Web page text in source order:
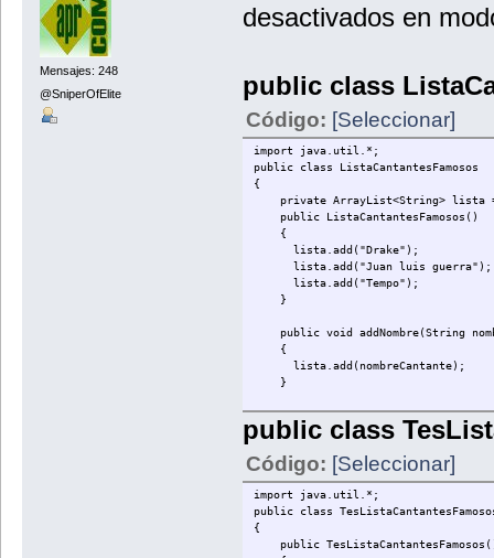
Mensajes: 248
@SniperOfElite
desactivados en
public class
Código: [Seleccionar]
import java.util.*;
public class ListaCantantesFamosos
{
private ArrayList<String> lista =
public ListaCantantesFamosos()
{
lista.add("Drake");
lista.add("Juan luis guerra");
lista.add("Tempo");
}
public void addNombre(String
{
lista.add(nombreCantante);
}
public void
{
do
{
}while(i < lista.size());
}
public class
Código: [Seleccionar]
import java.util.*;
public class
{
public